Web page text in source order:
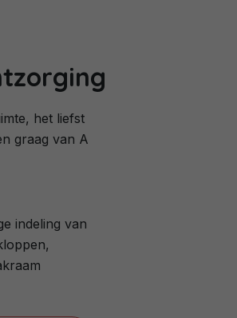
het liefst
graag van A
indeling van